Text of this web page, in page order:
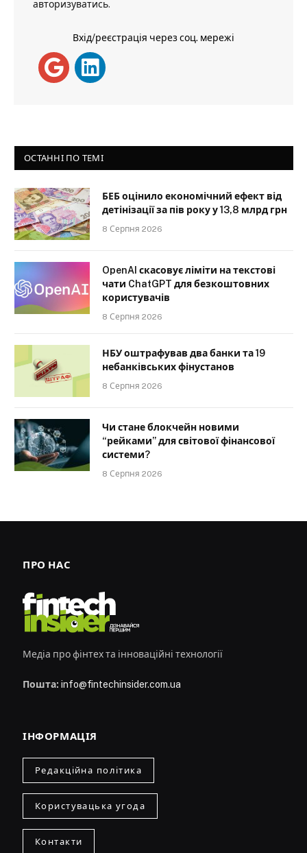
авторизуватись.
Вхід/реєстрація через соц. мережі
ОСТАННІ ПО ТЕМІ
БЕБ оцінило економічний ефект від
детінізації за пів року у 13,8 млрд грн
8 Серпня 2026
OpenAI скасовує ліміти на текстові
чати ChatGPT для безкоштовних
користувачів
8 Серпня 2026
НБУ оштрафував два банки та 19
небанківських фінустанов
8 Серпня 2026
Чи стане блокчейн новими
“рейками” для світової фінансової
системи?
8 Серпня 2026
ПРО НАС
Медіа про фінтех та інноваційні технології
Пошта: info@fintechinsider.com.ua
ІНФОРМАЦІЯ
Редакційна політика
Користувацька угода
Контакти